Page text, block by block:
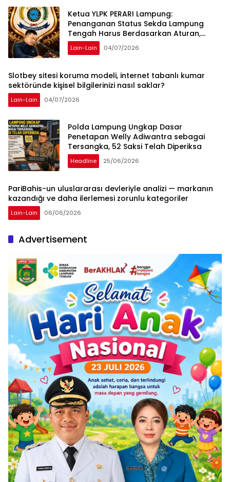
Ketua YLPK PERARI Lampung:
Penanganan Status Sekda Lampung
Tengah Harus Berdasarkan Aturan,
Bukan Tekanan Opini
Lain-Lain 04/07/2026
Slotbey sitesi koruma modeli, internet tabanlı kumar
sektöründe kişisel bilgilerinizi nasıl saklar?
Lain-Lain 04/07/2026
Polda Lampung Ungkap Dasar
Penetapan Welly Adiwantra sebagai
Tersangka, 52 Saksi Telah Diperiksa
Headline 25/06/2026
PariBahis-un uluslararası devleriyle analizi — markanın
kazandığı ve daha ilerlemesi zorunlu kategoriler
Lain-Lain 06/06/2026
Advertisement